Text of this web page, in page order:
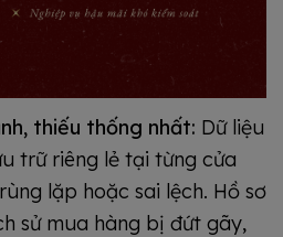
thiếu thống nhất: Dữ liệu
trữ riêng lẻ tại từng cửa
lặp hoặc sai lệch. Hồ sơ
sử mua hàng bị đứt gãy,